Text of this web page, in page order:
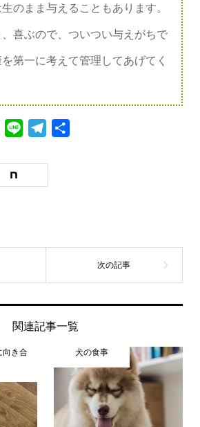
のまま与えることもあります。
喜ぶので、ついつい与えがちで
第一に考えて管理してあげてく
Copy
Line Telegram
関連記事一覧
向き合
犬の食事